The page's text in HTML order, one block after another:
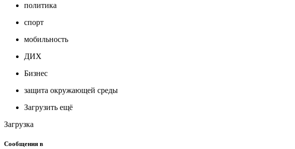
политика
спорт
мобильность
ДИХ
Бизнес
защита окружающей среды
Загрузить ещё
Загрузка
Сообщения в